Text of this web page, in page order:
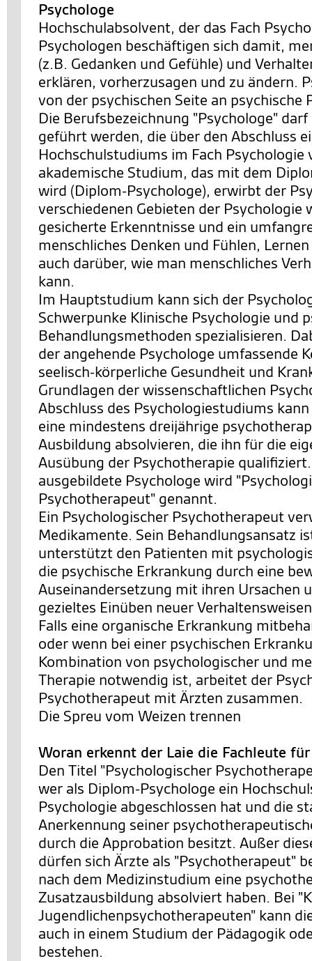
Psychologe
Hochschulabsolvent, der das Fach
Psychologen beschäftigen sich damit,
(z.B. Gedanken und Gefühle) und
erklären, vorherzusagen und zu ändern.
von der psychischen Seite an psychische
Die Berufsbezeichnung "Psychologe"
geführt werden, die über den Abschluss
Hochschulstudiums im Fach Psychologie
akademische Studium, das mit dem
wird (Diplom-Psychologe), erwirbt der
verschiedenen Gebieten der Psychologie
gesicherte Erkenntnisse und ein
menschliches Denken und Fühlen,
auch darüber, wie man menschliches
kann.
Im Hauptstudium kann sich der
Schwerpunke Klinische Psychologie und
Behandlungsmethoden spezialisieren.
der angehende Psychologe umfassende
seelisch-körperliche Gesundheit und
Grundlagen der wissenschaftlichen
Abschluss des Psychologiestudiums
eine mindestens dreijährige
Ausbildung absolvieren, die ihn für die
Ausübung der Psychotherapie
ausgebildete Psychologe wird
Psychotherapeut" genannt.
Ein Psychologischer Psychotherapeut
Medikamente. Sein Behandlungsansatz
unterstützt den Patienten mit
die psychische Erkrankung durch eine
Auseinandersetzung mit ihren Ursachen
gezieltes Einüben neuer
Falls eine organische Erkrankung
oder wenn bei einer psychischen
Kombination von psychologischer und
Therapie notwendig ist, arbeitet der
Psychotherapeut mit Ärzten zusammen.
Die Spreu vom Weizen trennen
Woran erkennt der Laie die Fachleute
Den Titel "Psychologischer
wer als Diplom-Psychologe ein
Psychologie abgeschlossen hat und die
Anerkennung seiner
durch die Approbation besitzt. Außer
dürfen sich Ärzte als "Psychotherapeut"
nach dem Medizinstudium eine
Zusatzausbildung absolviert haben. Bei
Jugendlichenpsychotherapeuten" kann
auch in einem Studium der Pädagogik
bestehen.